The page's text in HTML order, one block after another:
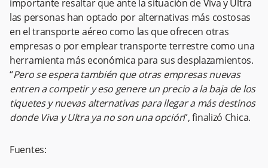
importante resaltar que ante la situación de Viva y Ultra
las personas han optado por alternativas más costosas
en el transporte aéreo como las que ofrecen otras
empresas o por emplear transporte terrestre como una
herramienta más económica para sus desplazamientos.
“Pero se espera también que otras empresas nuevas
entren a competir y eso genere un precio a la baja de los
tiquetes y nuevas alternativas para llegar a más destinos
donde Viva y Ultra ya no son una opción”, finalizó Chica.
Fuentes: